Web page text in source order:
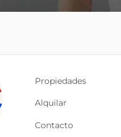
Propiedades
Alquilar
Contacto